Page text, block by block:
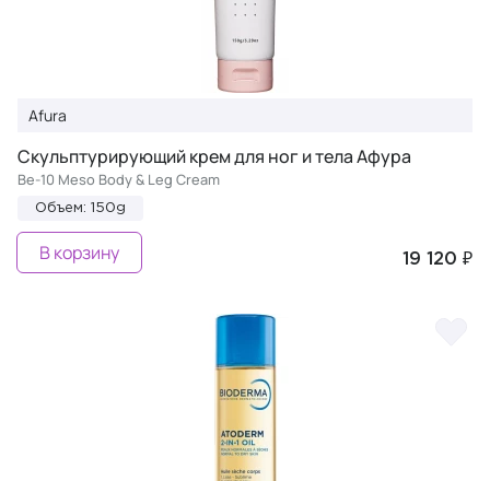
Afura
Скульптурирующий крем для ног и тела Афура
Be-10 Meso Body & Leg Cream
Объем: 150g
19 120 ₽
В корзину